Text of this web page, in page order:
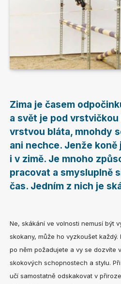
Zima je časem
a svět je pod
vrstvou bláta, mnohdy
ani nechce. Jenže
i v zimě. Je mnoho
pracovat a smysluplně
čas. Jedním z nich je
Ne, skákání ve volnosti nemusí být
skokany, může ho vyzkoušet
po něm požadujete a vy se dozvíte
skokových schopnostech a stylu.
učí samostatně odskakovat v